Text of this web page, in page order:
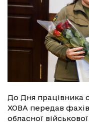
До Дня працівника
ХОВА передав
обласної